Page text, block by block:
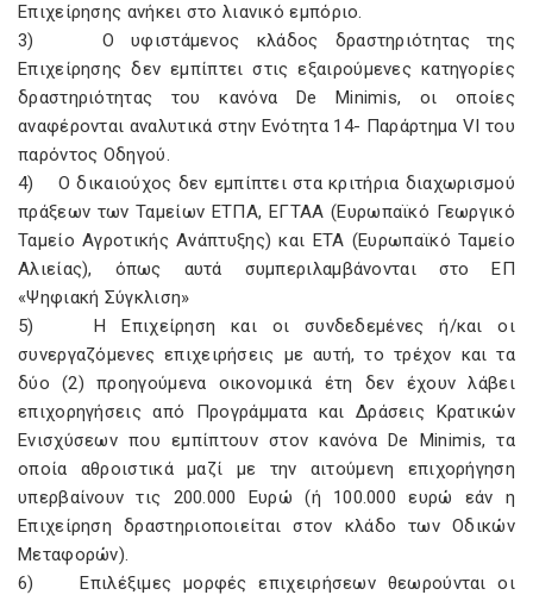
Επιχείρησης ανήκει στο λιανικό εμπόριο.
3) Ο υφιστάμενος κλάδος δραστηριότητας της
Επιχείρησης δεν εμπίπτει στις εξαιρούμενες κατηγορίες
δραστηριότητας του κανόνα De Minimis, οι οποίες
αναφέρονται αναλυτικά στην Ενότητα 14- Παράρτημα VΙ του
παρόντος Οδηγού.
4) Ο δικαιούχος δεν εμπίπτει στα κριτήρια διαχωρισμού
πράξεων των Ταμείων ΕΤΠΑ, ΕΓΤΑΑ (Ευρωπαϊκό Γεωργικό
Ταμείο Αγροτικής Ανάπτυξης) και ΕΤΑ (Ευρωπαϊκό Ταμείο
Αλιείας), όπως αυτά συμπεριλαμβάνονται στο ΕΠ
«Ψηφιακή Σύγκλιση»
5) Η Επιχείρηση και οι συνδεδεμένες ή/και οι
συνεργαζόμενες επιχειρήσεις με αυτή, τo τρέχον και τα
δύο (2) προηγούμενα οικονομικά έτη δεν έχουν λάβει
επιχορηγήσεις από Προγράμματα και Δράσεις Κρατικών
Ενισχύσεων που εμπίπτουν στον κανόνα De Minimis, τα
οποία αθροιστικά μαζί με την αιτούμενη επιχορήγηση
υπερβαίνουν τις 200.000 Ευρώ (ή 100.000 ευρώ εάν η
Επιχείρηση δραστηριοποιείται στον κλάδο των Οδικών
Μεταφορών).
6) Επιλέξιμες μορφές επιχειρήσεων θεωρούνται οι